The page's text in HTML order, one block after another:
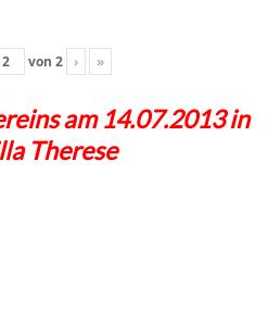
von 2 › »
am 14.07.2013 in
Therese